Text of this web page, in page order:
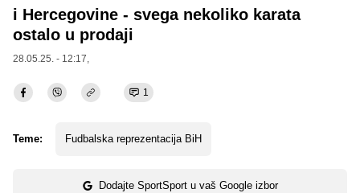
i Hercegovine - svega nekoliko karata
ostalo u prodaji
28.05.25. - 12:17,
1
Teme: Fudbalska reprezentacija BiH
Dodajte SportSport u vaš Google izbor